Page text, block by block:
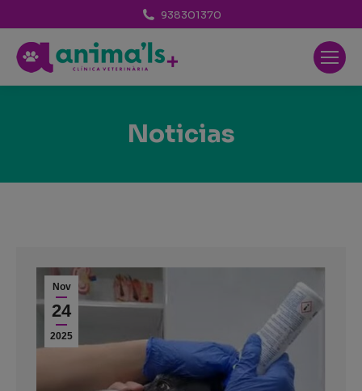
938301370
Noticias
Nov
24
2025